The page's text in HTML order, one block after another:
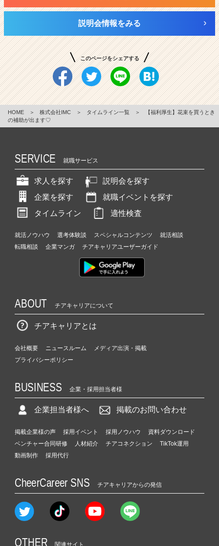
説明会情報をみる
このページをシェアする
HOME ＞ 株式会社IMC ＞ タイムライン一覧 ＞
【福利厚生】花束を買うとき
の補助が出ます♡
SERVICE 就職サービス
求人を探す
説明会を探す
企業を探す
就職イベントを探す
タイムライン
適性検査
就活ノウハウ 選考体験談 スペシャルコンテンツ
就活相談
転職相談
企業マンガ チアキャリアユーザーガイド
ABOUT チアキャリアについて
チアキャリアとは
会社概要 ニュースルーム
メディア出演・掲載
プライバシーポリシー
BUSINESS 企業・採用担当者様
企業担当者様へ 掲載のお問い合わせ
掲載企業様の声 採用イベント 採用ノウハウ
資料ダウンロード
ベンチャー合同研修
人材紹介 チアコネクション
TikTok運用
動画制作
採用代行
CheerCareer SNS チアキャリアからの発信
OTHER 関連サイト